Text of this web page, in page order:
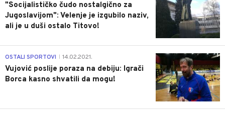
"Socijalističko čudo nostalgično za
Jugoslavijom": Velenje je izgubilo naziv,
ali je u duši ostalo Titovo!
1
OSTALI SPORTOVI 14.02.2021.
Vujović poslije poraza na debiju: Igrači
Borca kasno shvatili da mogu!